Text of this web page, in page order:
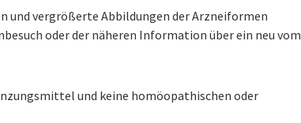
und vergrößerte Abbildungen der Arzneiformen
oder der näheren Information über ein neu vom
und keine homöopathischen oder